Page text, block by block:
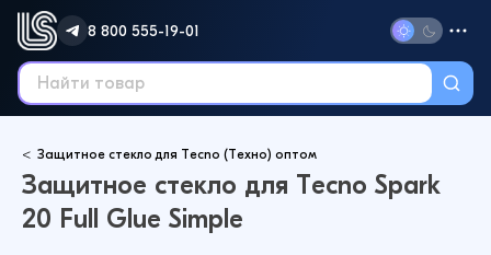
8 800 555-19-01
Защитное стекло для Tecno (Техно) оптом
Защитное стекло для Tecno Spark
20 Full Glue Simple